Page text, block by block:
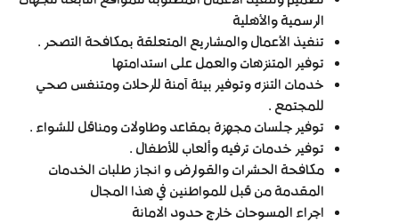
الرسمية والأهلية
تنفيذ الأعمال والمشاريع المتعلقة بمكافحة التصحر .
توفير المتنزهات والعمل على استدامتها
خدمات التنزه وتوفير بيئة آمنة للرحلات ومتنفس صحي
للمجتمع .
توفير جلسات مجهزة بمقاعد وطاولات ومناقل للشواء .
توفير خدمات ترفيه وألعاب للأطفال .
مكافحة الحشرات والقوارض و انجاز طلبات الخدمات
المقدمة من قبل للمواطنين في هذا المجال
اجراء المسوحات خارج حدود الامانة